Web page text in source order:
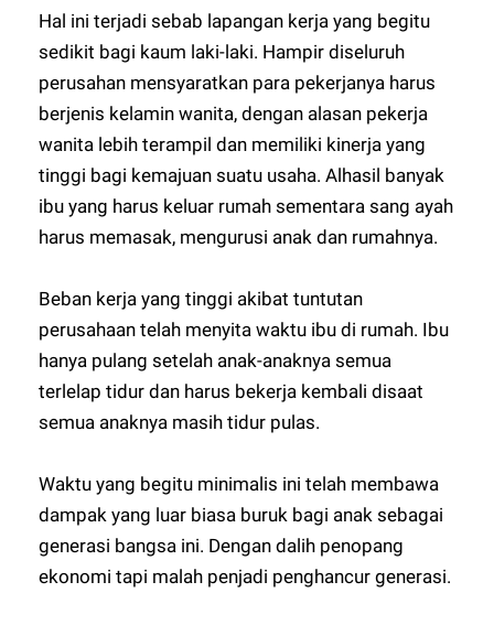
Hal ini terjadi sebab lapangan kerja yang begitu
sedikit bagi kaum laki-laki. Hampir diseluruh
perusahan mensyaratkan para pekerjanya harus
berjenis kelamin wanita, dengan alasan pekerja
wanita lebih terampil dan memiliki kinerja yang
tinggi bagi kemajuan suatu usaha. Alhasil banyak
ibu yang harus keluar rumah sementara sang ayah
harus memasak, mengurusi anak dan rumahnya.
Beban kerja yang tinggi akibat tuntutan
perusahaan telah menyita waktu ibu di rumah. Ibu
hanya pulang setelah anak-anaknya semua
terlelap tidur dan harus bekerja kembali disaat
semua anaknya masih tidur pulas.
Waktu yang begitu minimalis ini telah membawa
dampak yang luar biasa buruk bagi anak sebagai
generasi bangsa ini. Dengan dalih penopang
ekonomi tapi malah penjadi penghancur generasi.